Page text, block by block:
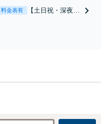
起訴を目指します。逮捕
勾留されている場合、首
料金表有
【土日祝・深夜相
可能【初回相談無